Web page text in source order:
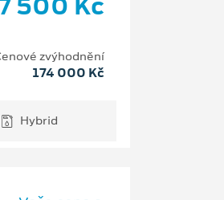
zvýhodnění
174 000 Kč
Hybrid